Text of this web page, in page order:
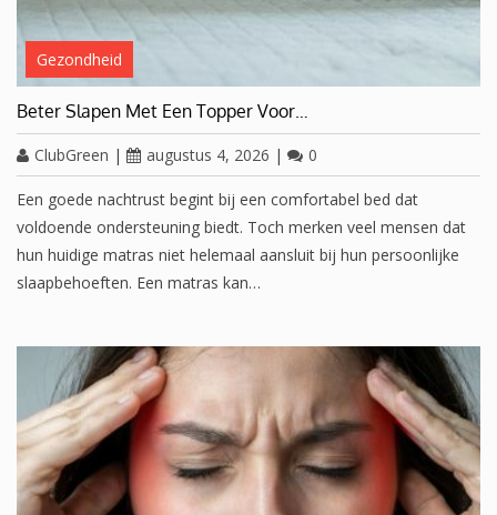
Gezondheid
Beter Slapen Met Een Topper Voor…
ClubGreen | augustus 4, 2026 | 0
Een goede nachtrust begint bij een comfortabel bed dat
voldoende ondersteuning biedt. Toch merken veel mensen dat
hun huidige matras niet helemaal aansluit bij hun persoonlijke
slaapbehoeften. Een matras kan…